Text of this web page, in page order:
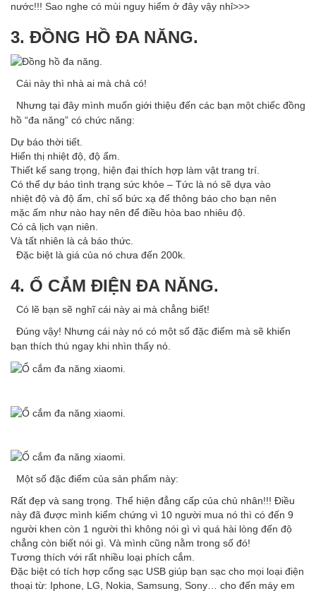
nước!!! Sao nghe có mùi nguy hiểm ở đây vậy nhỉ>>>
3. ĐỒNG HỒ ĐA NĂNG.
Cái này thì nhà ai mà chả có!
Nhưng tại đây mình muốn giới thiệu đến các bạn một chiếc đồng
hồ “đa năng” có chức năng:
Dự báo thời tiết.
Hiển thị nhiệt độ, độ ẩm.
Thiết kế sang trọng, hiện đại thích hợp làm vật trang trí.
Có thể dự báo tình trạng sức khỏe – Tức là nó sẽ dựa vào
nhiệt độ và độ ẩm, chỉ số bức xạ để thông báo cho bạn nên
mặc ấm như nào hay nên để điều hòa bao nhiêu độ.
Có cả lịch vạn niên.
Và tất nhiên là cả báo thức.
Đặc biệt là giá của nó chưa đến 200k.
4. Ổ CẮM ĐIỆN ĐA NĂNG.
Có lẽ bạn sẽ nghĩ cái này ai mà chẳng biết!
Đúng vậy! Nhưng cái này nó có một số đặc điểm mà sẽ khiến
bạn thích thú ngay khi nhìn thấy nó.
Một số đặc điểm của sản phẩm này:
Rất đẹp và sang trọng. Thể hiện đẳng cấp của chủ nhân!!! Điều
này đã được mình kiểm chứng vì 10 người mua nó thì có đến 9
người khen còn 1 người thì không nói gì vì quá hài lòng đến độ
chẳng còn biết nói gì. Và mình cũng nằm trong số đó!
Tương thích với rất nhiều loại phích cắm.
Đặc biệt có tích hợp cổng sạc USB giúp bạn sạc cho mọi loại điện
thoại từ: Iphone, LG, Nokia, Samsung, Sony… cho đến máy em